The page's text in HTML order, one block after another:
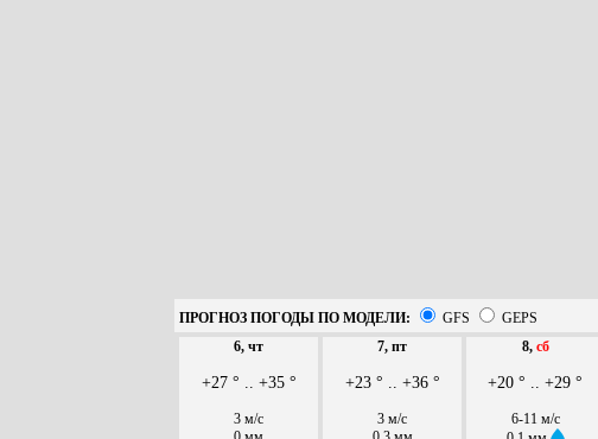
ПРОГНОЗ ПОГОДЫ ПО МОДЕЛИ: GFS
GEPS
6, чт
+27 ° .. +35 °
3 м/с
7, пт
+23 ° .. +36 °
3 м/с
8, сб
+20 ° .. +29 °
6-11 м/с